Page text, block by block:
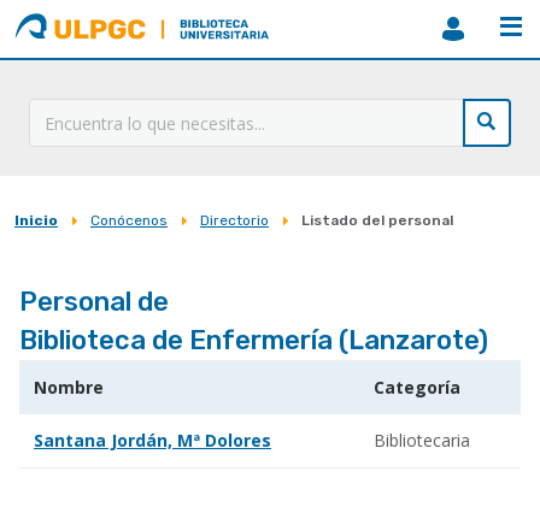
ULPGC
Biblioteca
ULPGC
Sobrescribir
de
ayuda
Inicio Conócenos Directorio Listado del personal
Personal de
Biblioteca de Enfermería (Lanzarote)
Nombre Categoría
Santana Jordán, Mª Dolores Bibliotecaria